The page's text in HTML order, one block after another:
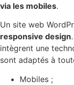
via les mobiles.
Un site web
responsive design
intègrent une
sont adaptés à
Mobiles ;